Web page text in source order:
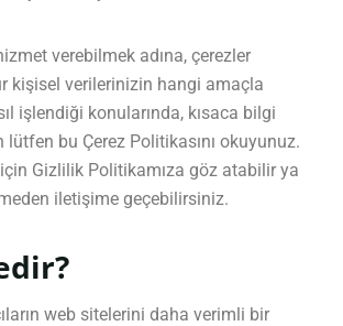
verebilmek adına, çerezler
kişisel verilerinizin hangi amaçla
işlendiği konularında, kısaca bilgi
bu Çerez Politikasını okuyunuz.
Gizlilik Politikamıza göz atabilir ya
iletişime geçebilirsiniz.
web sitelerini daha verimli bir